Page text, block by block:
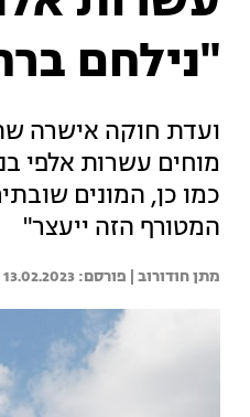
"נילחם
ועדת חוקה אישרה
מוחים עשרות אלפי
כמו כן, המונים
המטורף הזה ייעצר"
מתן חודורוב | 13.02.2023